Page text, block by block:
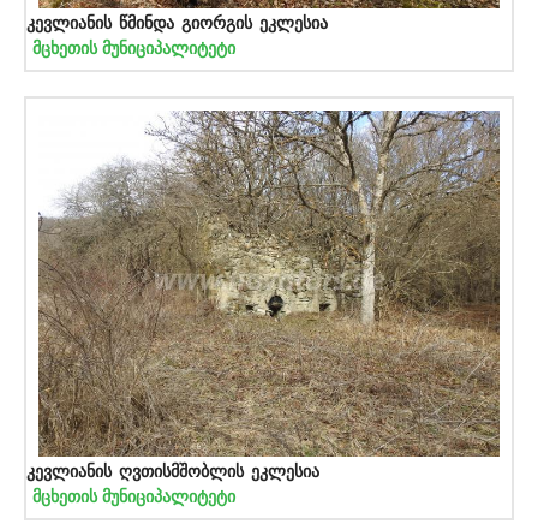
კევლიანის წმინდა გიორგის ეკლესია
მცხეთის მუნიციპალიტეტი
კევლიანის ღვთისმშობლის ეკლესია
მცხეთის მუნიციპალიტეტი